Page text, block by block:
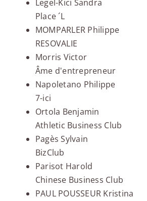
Legel-Kici Sandra
Place ´L
MOMPARLER Philippe
RESOVALIE
Morris Victor
Âme d'entrepreneur
Napoletano Philippe
7-ici
Ortola Benjamin
Athletic Business Club
Pagès Sylvain
BizClub
Parisot Harold
Chinese Business Club
PAUL POUSSEUR Kristina